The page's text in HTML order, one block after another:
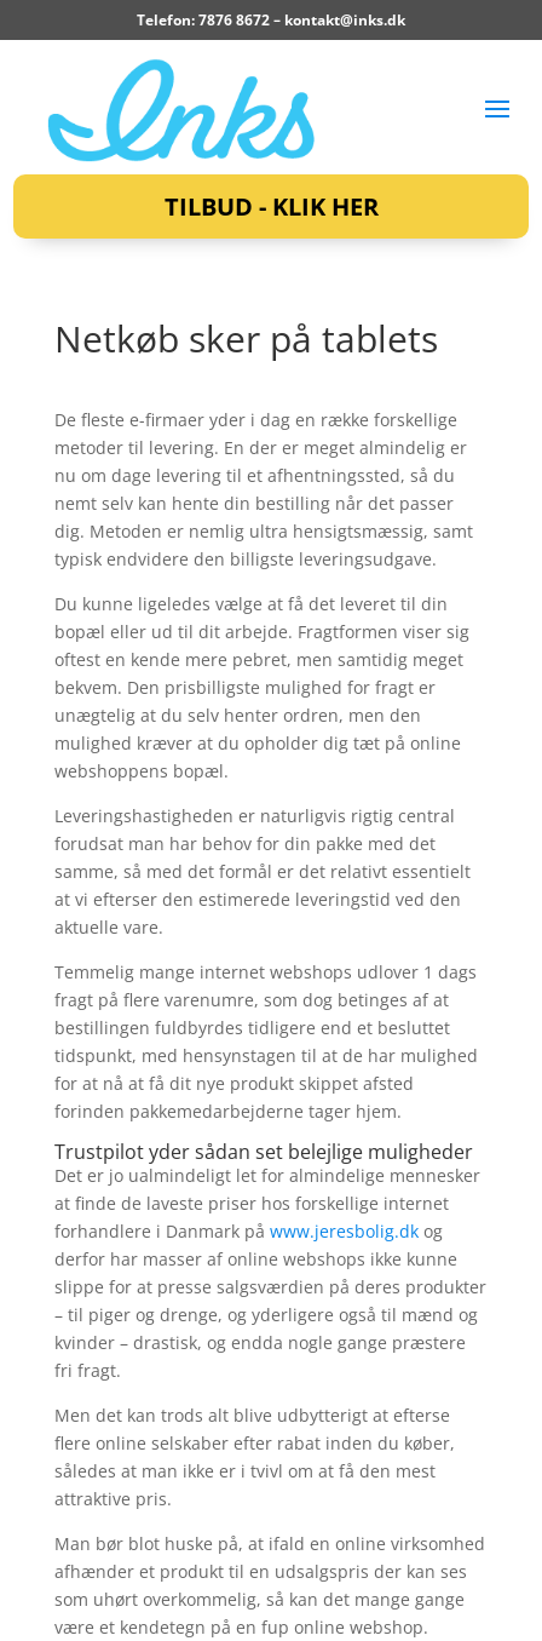
Telefon: 7876 8672 – kontakt@inks.dk
TILBUD - KLIK HER
Netkøb sker på tablets
De fleste e-firmaer yder i dag en række forskellige
metoder til levering. En der er meget almindelig er
nu om dage levering til et afhentningssted, så du
nemt selv kan hente din bestilling når det passer
dig. Metoden er nemlig ultra hensigtsmæssig, samt
typisk endvidere den billigste leveringsudgave.
Du kunne ligeledes vælge at få det leveret til din
bopæl eller ud til dit arbejde. Fragtformen viser sig
oftest en kende mere pebret, men samtidig meget
bekvem. Den prisbilligste mulighed for fragt er
unægtelig at du selv henter ordren, men den
mulighed kræver at du opholder dig tæt på online
webshoppens bopæl.
Leveringshastigheden er naturligvis rigtig central
forudsat man har behov for din pakke med det
samme, så med det formål er det relativt essentielt
at vi efterser den estimerede leveringstid ved den
aktuelle vare.
Temmelig mange internet webshops udlover 1 dags
fragt på flere varenumre, som dog betinges af at
bestillingen fuldbyrdes tidligere end et besluttet
tidspunkt, med hensynstagen til at de har mulighed
for at nå at få dit nye produkt skippet afsted
forinden pakkemedarbejderne tager hjem.
Trustpilot yder sådan set belejlige muligheder
Det er jo ualmindeligt let for almindelige mennesker
at finde de laveste priser hos forskellige internet
forhandlere i Danmark på www.jeresbolig.dkog
derfor har masser af online webshops ikke kunne
slippe for at presse salgsværdien på deres produkter
– til piger og drenge, og yderligere også til mænd og
kvinder – drastisk, og endda nogle gange præstere
fri fragt.
Men det kan trods alt blive udbytterigt at efterse
flere online selskaber efter rabat inden du køber,
således at man ikke er i tvivl om at få den mest
attraktive pris.
Man bør blot huske på, at ifald en online virksomhed
afhænder et produkt til en udsalgspris der kan ses
som uhørt overkommelig, så kan det mange gange
være et kendetegn på en fup online webshop.